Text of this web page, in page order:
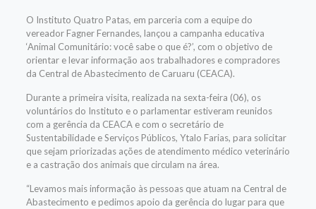
O Instituto Quatro Patas, em parceria com a equipe do
vereador Fagner Fernandes, lançou a campanha educativa
‘Animal Comunitário: você sabe o que é?’, com o objetivo de
orientar e levar informação aos trabalhadores e compradores
da Central de Abastecimento de Caruaru (CEACA).
Durante a primeira visita, realizada na sexta-feira (06), os
voluntários do Instituto e o parlamentar estiveram reunidos
com a gerência da CEACA e com o secretário de
Sustentabilidade e Serviços Públicos, Ytalo Farias, para solicitar
que sejam priorizadas ações de atendimento médico veterinário
e a castração dos animais que circulam na área.
“Levamos mais informação às pessoas que atuam na Central de
Abastecimento e pedimos apoio da gerência do lugar para que